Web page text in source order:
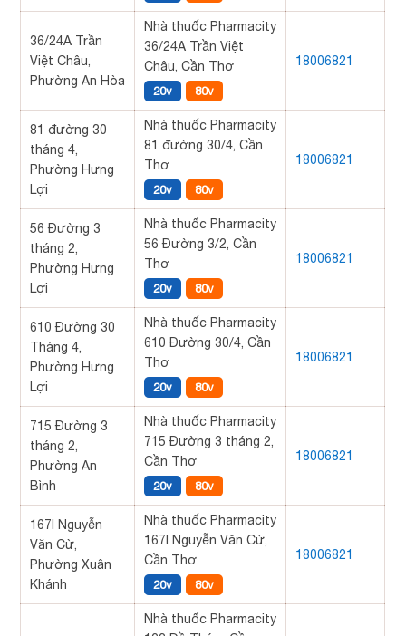
36/24A Trần
Việt Châu,
Phường An Hòa
Nhà thuốc Pharmacity
36/24A Trần Việt
Châu, Cần Thơ
20v 80v
18006821
81 đường 30
tháng 4,
Phường Hưng
Lợi
Nhà thuốc Pharmacity
81 đường 30/4, Cần
Thơ
20v 80v
18006821
56 Đường 3
tháng 2,
Phường Hưng
Lợi
Nhà thuốc Pharmacity
56 Đường 3/2, Cần
Thơ
20v 80v
18006821
610 Đường 30
Tháng 4,
Phường Hưng
Lợi
Nhà thuốc Pharmacity
610 Đường 30/4, Cần
Thơ
20v 80v
18006821
715 Đường 3
tháng 2,
Phường An
Bình
Nhà thuốc Pharmacity
715 Đường 3 tháng 2,
Cần Thơ
20v 80v
18006821
167I Nguyễn
Văn Cừ,
Phường Xuân
Khánh
Nhà thuốc Pharmacity
167I Nguyễn Văn Cừ,
Cần Thơ
20v 80v
18006821
Nhà thuốc Pharmacity